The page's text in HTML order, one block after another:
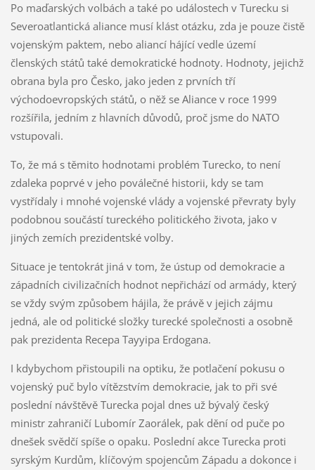
Po maďarských volbách a také po událostech v Turecku si
Severoatlantická aliance musí klást otázku, zda je pouze čistě
vojenským paktem, nebo aliancí hájící vedle území
členských států také demokratické hodnoty. Hodnoty, jejichž
obrana byla pro Česko, jako jeden z prvních tří
východoevropských států, o něž se Aliance v roce 1999
rozšířila, jedním z hlavních důvodů, proč jsme do NATO
vstupovali.
To, že má s těmito hodnotami problém Turecko, to není
zdaleka poprvé v jeho poválečné historii, kdy se tam
vystřídaly i mnohé vojenské vlády a vojenské převraty byly
podobnou součástí tureckého politického života, jako v
jiných zemích prezidentské volby.
Situace je tentokrát jiná v tom, že ústup od demokracie a
západních civilizačních hodnot nepřichází od armády, který
se vždy svým způsobem hájila, že právě v jejich zájmu
jedná, ale od politické složky turecké společnosti a osobně
pak prezidenta Recepa Tayyipa Erdogana.
I kdybychom přistoupili na optiku, že potlačení pokusu o
vojenský puč bylo vítězstvím demokracie, jak to při své
poslední návštěvě Turecka pojal dnes už bývalý český
ministr zahraničí Lubomír Zaorálek, pak dění od puče po
dnešek svědčí spíše o opaku. Poslední akce Turecka proti
syrským Kurdům, klíčovým spojencům Západu a dokonce i